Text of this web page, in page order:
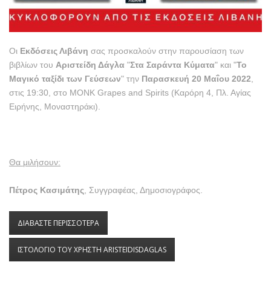
Οι Εκδόσεις Λιβάνη σας προσκαλούν στην παρουσίαση των
βιβλίων του Αριστείδη Δάγλα "Στα Σαράντα Κύματα" και "Το
Μαγικό ταξίδι των Γεύσεων" την Παρασκευή 20 Μαΐου 2022
στις 19:30, στο MONK Grapes and Spirits (Καρόρη 4, Πλ. Αγίας
Ειρήνης, Μοναστηράκι).
Θα μιλήσουν:
Πέτρος Κασιμάτης , Συγγραφέας, Δημοσιογράφος.
ΔΙΑΒΑΣΤΕ ΠΕΡΙΣΣΟΤΕΡΑ
ΤΑΞΙΔΙ ΤΩΝ ΓΕΥΣΕΩΝ
ΙΣΤΟΛΟΓΙΟ ΤΟΥ ΧΡΗΣΤΗ ARISTEIDISDAGLAS